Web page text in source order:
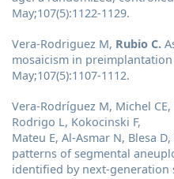
May;107(5):1122-1129.
Vera-Rodriguez M, Rubio C.
mosaicism in
May;107(5):1107-1112.
Vera-Rodríguez M, Michel
Rodrigo L, Kokocinski F,
Mateu E, Al-Asmar N, Blesa D,
patterns of segmental
identified by next-generation